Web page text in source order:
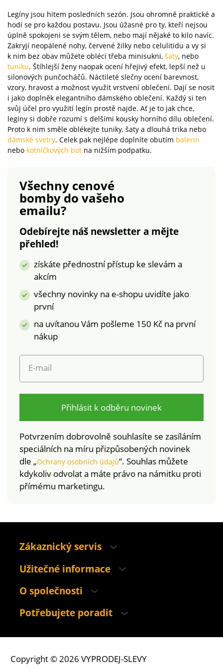
postavu nižší než 165
cm. Standard 100 podle
Oeko-Tex (n° CQ 1216 /
3 IFTH). Tato známka
označuje textilní
výrobky, které byly
podrobeny
laboratorním testům na
široké spektrum
škodlivých látek a
výrobek je bezpečný
nad rámec platných
norem. Lze prát v
Legíny jsou hitem posledních sezón. Jsou ohromně praktické a
hodí se pro každou postavu. Jsou úžasné pro ty, kteří nejsou
úplně spokojeni se svým tělem, nebo mají nějaké to kilo navíc.
Zakryjí neopálené nohy, červené žilky nebo celulitidu a vy si
k nim bez obav můžete obléci třeba minisukni, šaty, nebo
tuniku. Štíhlejší ženy naopak ocení hřejivý efekt, lepší než u
silonových punčocháčů. Náctileté slečny ocení barevnost,
vzory, hravost a možnost využit vrstvení oblečení. Dají se nosit
i jako doplněk elegantního dámského oblečení. Každý si ten
svůj účel pro využití legín prostě najde. Ať je to jak chce,
legíny si dobře rozumí s delšími kousky horního dílu oblečení.
Proto k nim směle oblékejte tuniky, šaty a dlouhá trika nebo
dámské svetry. Celek pak nejlépe doplníte obutím balerín
nebo kotníčkových bot na nižším podpatku.
Všechny cenové
bombydo vašeho
emailu?
Odebírejte náš newsletter a mějte
přehled!
získáte přednostní přístup ke slevám a
akcím
všechny novinky na e-shopu uvidíte jako
první
na uvítanou Vám pošleme 150 Kč na první
nákup
E-mail
Přihlásit k odběru novinek
Potvrzením dobrovolně souhlasíte se zasíláním
speciálních na míru přizpůsobených novinek
dle „Ochrany osobních údajů“. Souhlas můžete
kdykoliv odvolat a máte právo na námitku proti
přímému marketingu.
Zákaznický servis
Užitečné informace
O společnosti
Potřebujete poradit
Copyright © 2026 VYPRODEJ-SLEVY